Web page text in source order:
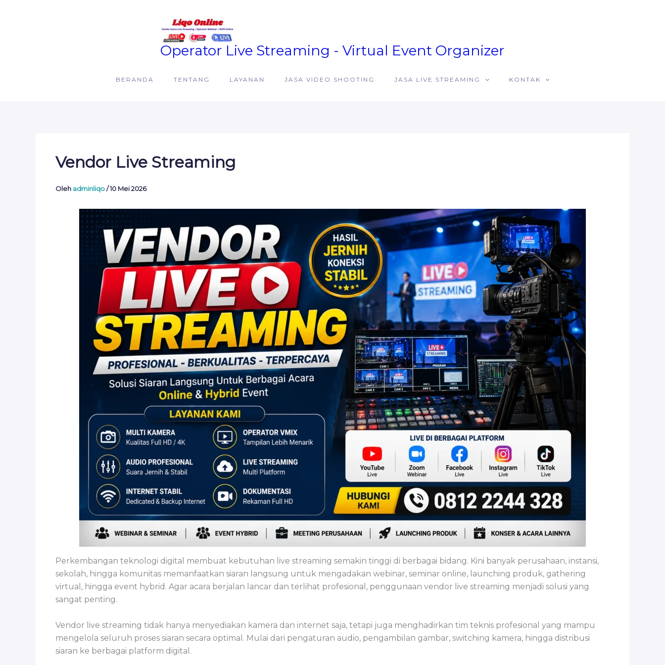
Operator Live Streaming - Virtual Event Organizer
BERANDA TENTANG LAYANAN JASA VIDEO SHOOTING JASA LIVE STREAMING KONTAK
Vendor Live Streaming
Oleh adminliqo/10 Mei 2026
Perkembangan teknologi digital membuat kebutuhan live streaming semakin tinggi di berbagai bidang. Kini banyak perusahaan, instansi,
sekolah, hingga komunitas memanfaatkan siaran langsung untuk mengadakan webinar, seminar online, launching produk, gathering
virtual, hingga event hybrid. Agar acara berjalan lancar dan terlihat profesional, penggunaan vendor live streaming menjadi solusi yang
sangat penting.
Vendor live streaming tidak hanya menyediakan kamera dan internet saja, tetapi juga menghadirkan tim teknis profesional yang mampu
mengelola seluruh proses siaran secara optimal. Mulai dari pengaturan audio, pengambilan gambar, switching kamera, hingga distribusi
siaran ke berbagai platform digital.